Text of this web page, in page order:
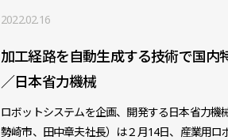
2022.02.16
加工経路を自動生成する技術で国内
／日本省力機械
ロボットシステムを企画、開発する日本省力機
勢崎市、田中章夫社長）は２月14日、産業用ロ